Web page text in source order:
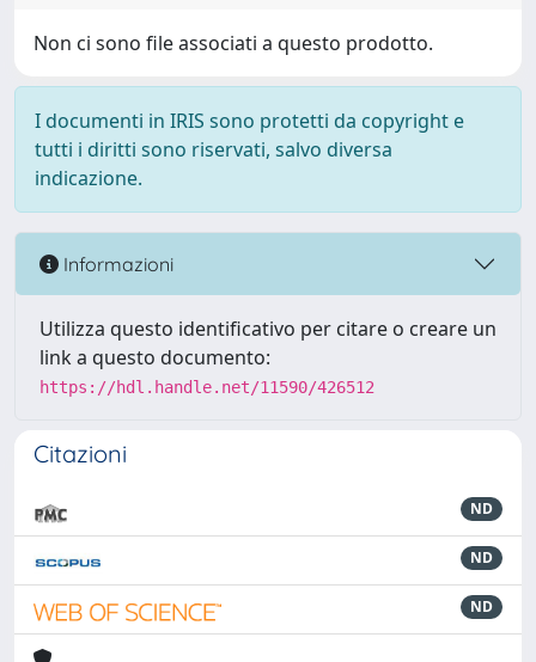
Non ci sono file associati a questo prodotto.
I documenti in IRIS sono protetti da copyright e
tutti i diritti sono riservati, salvo diversa
indicazione.
Informazioni
Utilizza questo identificativo per citare o creare un
link a questo documento:
https://hdl.handle.net/11590/426512
Citazioni
ND
ND
ND